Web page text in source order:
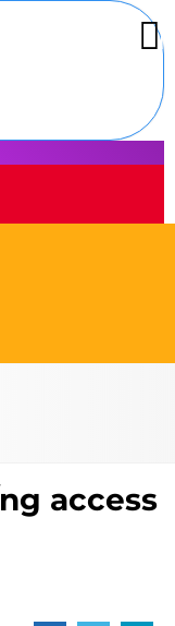
access